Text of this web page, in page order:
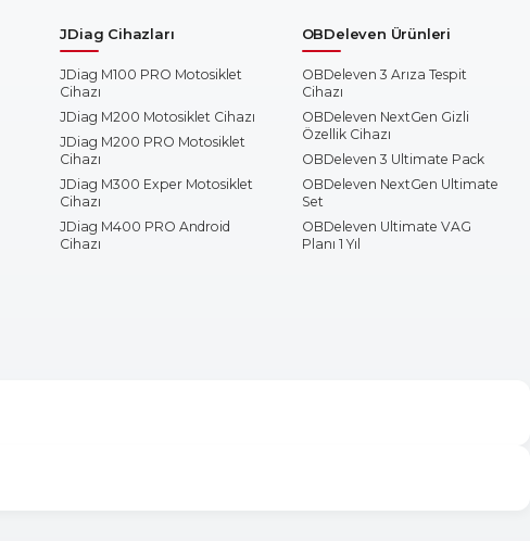
JDiag Cihazları
JDiag M100 PRO Motosiklet
Cihazı
JDiag M200 Motosiklet Cihazı
JDiag M200 PRO Motosiklet
Cihazı
JDiag M300 Exper Motosiklet
Cihazı
JDiag M400 PRO Android
Cihazı
OBDeleven Ürünleri
OBDeleven 3 Arıza Tespit
Cihazı
OBDeleven NextGen Gizli
Özellik Cihazı
OBDeleven 3 Ultimate Pack
OBDeleven NextGen Ultimate
Set
OBDeleven Ultimate VAG
Planı 1 Yıl